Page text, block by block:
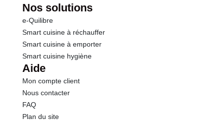
Nos solutions
e-Quilibre
Smart cuisine à réchauffer
Smart cuisine à emporter
Smart cuisine hygiène
Aide
Mon compte client
Nous contacter
FAQ
Plan du site